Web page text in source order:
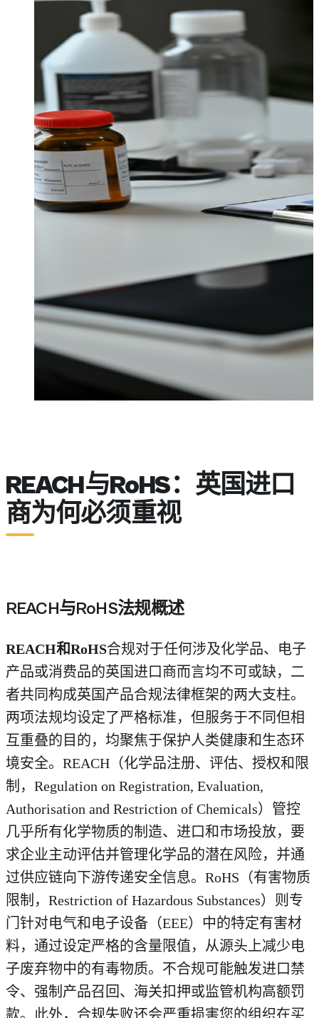
REACH与RoHS：英国进口
商为何必须重视
REACH与RoHS法规概述
REACH和RoHS合规对于任何涉及化学品、电子
产品或消费品的英国进口商而言均不可或缺，二
者共同构成英国产品合规法律框架的两大支柱。
两项法规均设定了严格标准，但服务于不同但相
互重叠的目的，均聚焦于保护人类健康和生态环
境安全。REACH（化学品注册、评估、授权和限
制，Regulation on Registration, Evaluation,
Authorisation and Restriction of Chemicals）管控
几乎所有化学物质的制造、进口和市场投放，要
求企业主动评估并管理化学品的潜在风险，并通
过供应链向下游传递安全信息。RoHS（有害物质
限制，Restriction of Hazardous Substances）则专
门针对电气和电子设备（EEE）中的特定有害材
料，通过设定严格的含量限值，从源头上减少电
子废弃物中的有毒物质。不合规可能触发进口禁
令、强制产品召回、海关扣押或监管机构高额罚
款。此外，合规失败还会严重损害您的组织在买